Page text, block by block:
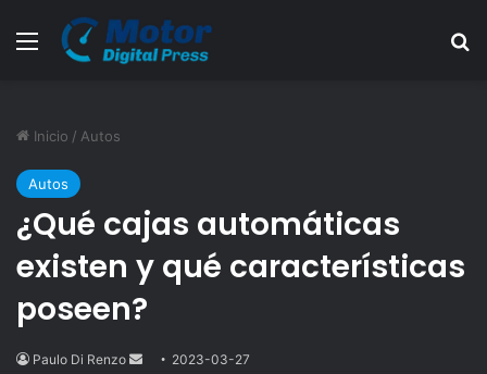
Menú
Inicio / Autos
Autos
¿Qué cajas automáticas
existen y qué características
poseen?
Paulo Di Renzo
Send2023-03-27